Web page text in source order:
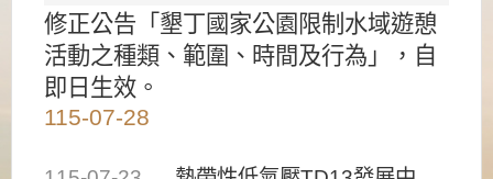
修正公告「墾丁國家公園限制水域遊憩
活動之種類、範圍、時間及行為」，自
即日生效。
115-07-28